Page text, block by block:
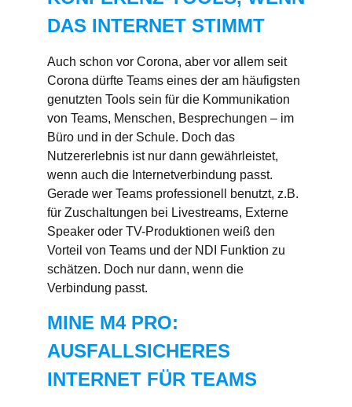
DAS INTERNET STIMMT
Auch schon vor Corona, aber vor allem seit
Corona dürfte Teams eines der am häufigsten
genutzten Tools sein für die Kommunikation
von Teams, Menschen, Besprechungen – im
Büro und in der Schule. Doch das
Nutzererlebnis ist nur dann gewährleistet,
wenn auch die Internetverbindung passt.
Gerade wer Teams professionell benutzt, z.B.
für Zuschaltungen bei Livestreams, Externe
Speaker oder TV-Produktionen weiß den
Vorteil von Teams und der NDI Funktion zu
schätzen. Doch nur dann, wenn die
Verbindung passt.
MINE M4 PRO:
AUSFALLSICHERES
INTERNET FÜR TEAMS